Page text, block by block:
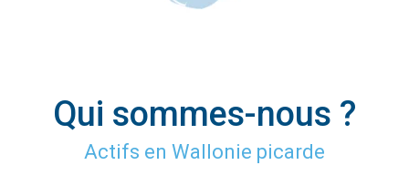
Qui sommes-nous ?
Actifs en Wallonie picarde